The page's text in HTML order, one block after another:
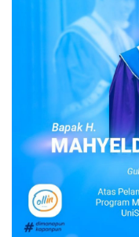
PEMKO PADANG
Percepat
Padang
Tanggul dan
Dokumtasi
(Pemko) Padang melalui
Rayakan
Sukseskan
di Padang
PADANG —
semarak pada Sabtu (8/8/
Peringati
dan Pemkot
Tanjung dan
PADANG —
(HJK) Padang ke-357,